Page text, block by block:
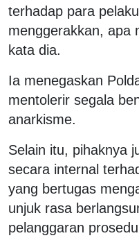
terhadap para
menggerakkan, apa
kata dia.
Ia menegaskan
mentolerir segala
anarkisme.
Selain itu, pihaknya
secara internal
yang bertugas
unjuk rasa
pelanggaran